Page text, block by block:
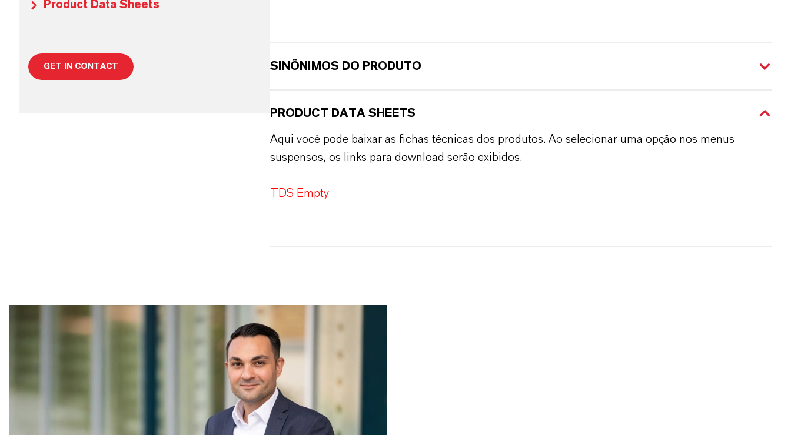
Product Data Sheets
GET IN CONTACT SINÔNIMOS DO PRODUTO
PRODUCT DATA SHEETS
Aqui você pode baixar as fichas técnicas dos produtos. Ao selecionar uma opção nos menus
suspensos, os links para download serão exibidos.
TDS Empty